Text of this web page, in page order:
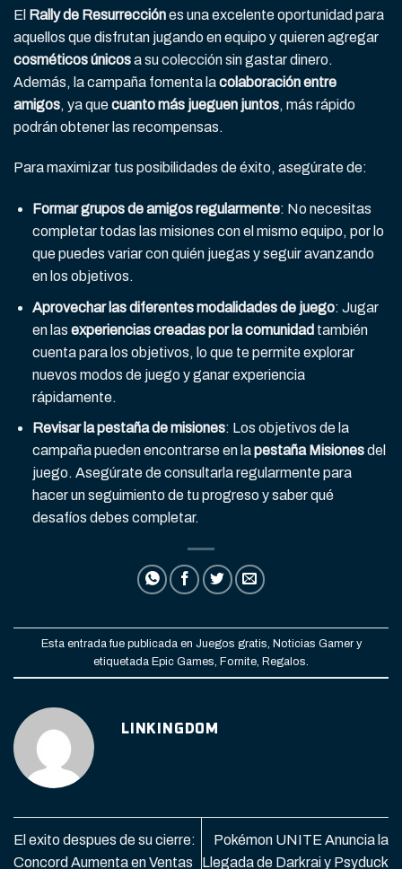
El Rally de Resurrecciónes una excelente oportunidad para
aquellos que disfrutan jugando en equipo y quieren agregar
cosméticos únicosa su colección sin gastar dinero.
Además, la campaña fomenta lacolaboración entre
amigos, ya quecuanto más jueguen juntos, más rápido
podrán obtener las recompensas.
Para maximizar tus posibilidades de éxito, asegúrate de:
Formar grupos de amigos regularmente: No necesitas
completar todas las misiones con el mismo equipo, por lo
que puedes variar con quién juegas y seguir avanzando
en los objetivos.
Aprovechar las diferentes modalidades de juego: Jugar
en las experiencias creadas por la comunidad también
cuenta para los objetivos, lo que te permite explorar
nuevos modos de juego y ganar experiencia
rápidamente.
Revisar la pestaña de misiones: Los objetivos de la
campaña pueden encontrarse en lapestaña Misionesdel
juego. Asegúrate de consultarla regularmente para
hacer un seguimiento de tu progreso y saber qué
desafíos debes completar.
Esta entrada fue publicada en Juegos gratis Noticias Gamery
etiquetada Epic Games Fornite Regalos
LINKINGDOM
El exito despues de su cierre:
Concord Aumenta en Ventas
Pokémon UNITE Anuncia la
Llegada de Darkrai y Psyduck